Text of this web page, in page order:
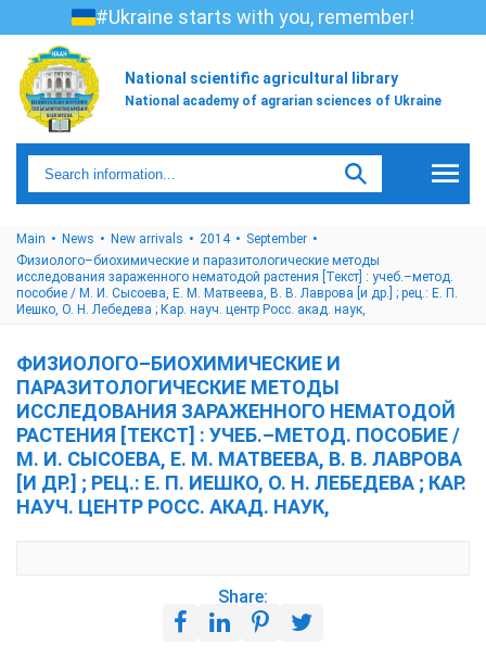
#Ukraine starts with you, remember!
National scientific agricultural library
National academy of agrarian sciences of Ukraine
Main News New arrivals 2014
September
Физиолого–биохимические и паразитологические методы
исследования зараженного нематодой растения [Текст] : учеб.–метод.
пособие / М. И. Сысоева, Е. М. Матвеева, В. В. Лаврова [и др.] ; рец.: Е. П.
Иешко, О. Н. Лебедева ; Кар. науч. центр Росс. акад. наук,
ФИЗИОЛОГО–БИОХИМИЧЕСКИЕ И
ПАРАЗИТОЛОГИЧЕСКИЕ МЕТОДЫ
ИССЛЕДОВАНИЯ ЗАРАЖЕННОГО НЕМАТОДОЙ
РАСТЕНИЯ [ТЕКСТ] : УЧЕБ.–МЕТОД. ПОСОБИЕ /
М. И. СЫСОЕВА, Е. М. МАТВЕЕВА, В. В. ЛАВРОВА
[И ДР.] ; РЕЦ.: Е. П. ИЕШКО, О. Н. ЛЕБЕДЕВА ; КАР.
НАУЧ. ЦЕНТР РОСС. АКАД. НАУК,
Share: